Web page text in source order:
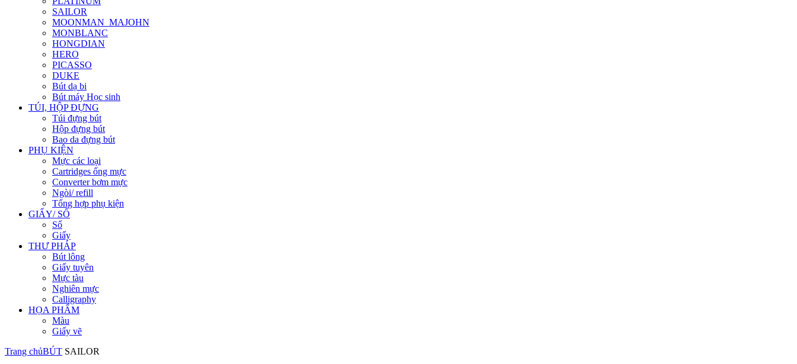
SAILOR
MOONMAN_MAJOHN
MONBLANC
HONGDIAN
HERO
PICASSO
DUKE
Bút dạ bi
Bút máy Học sinh
TÚI, HỘP ĐỰNG
Túi đựng bút
Hộp đựng bút
Bao da đựng bút
PHỤ KIỆN
Mực các loại
Cartridges ống mực
Converter bơm mực
Ngòi/ refill
Tổng hợp phụ kiện
GIẤY/ SỔ
Sổ
Giấy
THƯ PHÁP
Bút lông
Giấy tuyên
Mực tàu
Nghiên mực
Calligraphy
HỌA PHẨM
Màu
Giấy vẽ
Trang chủBÚT SAILOR